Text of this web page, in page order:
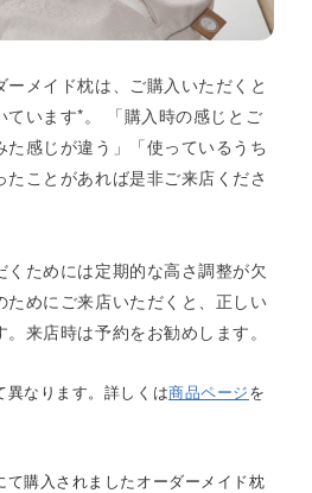
メイド枕は、ご購入いただくと
ています*。 「購入時の感じとご
た感じが違う」「使っているうち
ことがあれば是非ご来店くださ
ためには定期的な高さ調整が欠
めにご来店いただくと、正しい
来店時は予約をお勧めします。​
異なります。詳しくは商品ページを
購入されましたオーダーメイド枕